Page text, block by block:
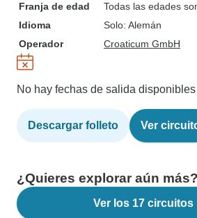
Franja de edad
Todas las edades
Idioma
Solo: Alemán
Operador
Croaticum GmbH
No hay fechas de salida disponibles
Descargar folleto Ver
¿Quieres explorar aún más?
Ver los 17 circuitos